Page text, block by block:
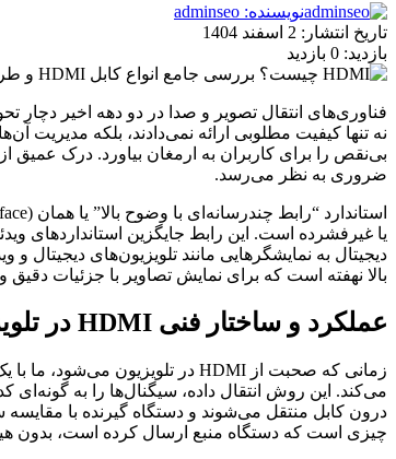
نویسنده: adminseo
تاریخ انتشار: 2 اسفند 1404
بازدید: 0 بازدید
فناوری‌های انتقال تصویر و صدا در دو دهه اخیر دچار
ضروری به نظر می‌رسد.
یا غیرفشرده است. این رابط جایگزین استانداردهای
دیجیتال به نمایشگرهایی مانند تلویزیون‌های
بالا نهفته است که برای نمایش تصاویر با جزئیات
عملکرد و ساختار فنی HDMI در تلویزیون چیست
می‌کند. این روش انتقال داده، سیگنال‌ها را به
درون کابل منتقل می‌شوند و دستگاه گیرنده با مقایسه
چیزی است که دستگاه منبع ارسال کرده است، بدون